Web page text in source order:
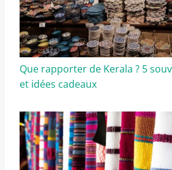
Que rapporter de Kerala ? 5
et idées cadeaux